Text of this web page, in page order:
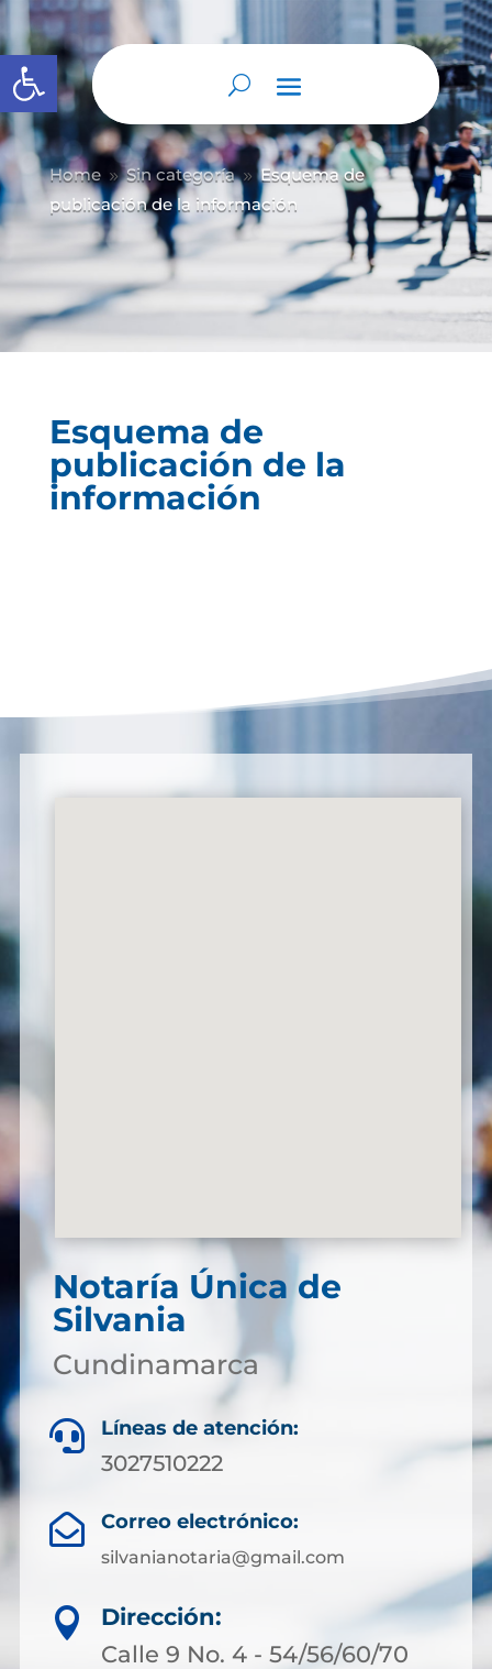
Abrir barra de herramientas
Home 9 Sin categoría 9 Esquema de
publicación de la información
Esquema de
publicación de la
información
Notaría Única de
Silvania
Cundinamarca
 Líneas de atención:
3027510222
 Correo electrónico:
silvanianotaria@gmail.com

Dirección:
Calle 9 No. 4 - 54/56/60/70